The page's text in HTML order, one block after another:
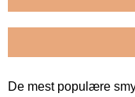
De mest populære